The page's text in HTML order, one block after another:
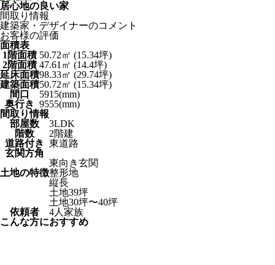
居心地の良い家
間取り情報
建築家・デザイナーのコメント
お客様の評価
面積表
1階面積 50.72㎡ (15.34坪)
2階面積 47.61㎡ (14.4坪)
延床面積98.33㎡ (29.74坪)
建築面積50.72㎡ (15.34坪)
間口
5915(mm)
奥行き 9555(mm)
間取り情報
部屋数
3LDK
階数
2階建
道路付き 東道路
玄関方角
東向き玄関
土地の特徴整形地
縦長
土地39坪
土地30坪〜40坪
依頼者
4人家族
こんな方におすすめ